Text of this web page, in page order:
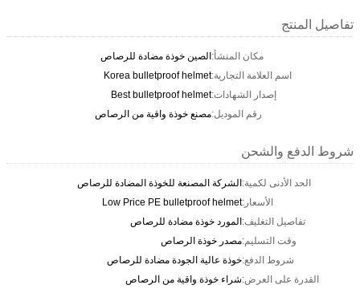
تفاصيل المنتج
مكان المنشأ:الصين خوذة مضادة للرصاص
اسم العلامة التجارية:Korea bulletproof helmet
إصدار الشهادات:Best bulletproof helmet
رقم الموديل:مصنع خوذة واقية من الرصاص
شروط الدفع والشحن
الحد الأدنى لكمية:الشركة المصنعة للخوذة المضادة للرصاص
الأسعار:Low Price PE bulletproof helmet
تفاصيل التغليف:المورد خوذة مضادة للرصاص
وقت التسليم:مصدر خوذة الرصاص
شروط الدفع:خوذة عالية الجودة مضادة للرصاص
القدرة على العرض:شراء خوذة واقية من الرصاص